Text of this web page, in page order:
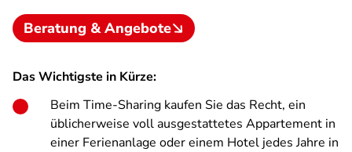
Beratung & Angebote
Das Wichtigste in Kürze:
Beim Time-Sharing kaufen Sie das Recht, ein
üblicherweise voll ausgestattetes Appartement in
einer Ferienanlage oder einem Hotel jedes Jahre in